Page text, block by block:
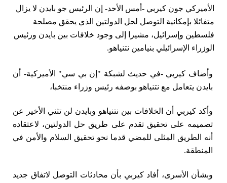
الأميركي جون كيربي -أمس الأحد- إن الرئيس جو بايدن لا يزال
متفائلا بإمكانية التوصل لحل الدولتين الذي يحقق مصلحة
فلسطين وإسرائيل، مشيرا إلى وجود خلافات بين بايدن ورئيس
الوزراء الإسرائيلي بنيامين نتنياهو.
وأضاف كيربي -في حديث لشبكة "إن بي سي" الأميركية- أن
بايدن يتعامل مع نتنياهو بوصفه رئيس وزراء منتخبا،
وأكد كيربي أن الخلافات بين نتنياهو وبايدن لن تثني الأخير عن
تصميمه على تحقيق تقدم على طريق حل الدولتين، لاعتقاده
أنه الطريق المثلى للمضي قدما نحو تحقيق السلام والأمن في
المنطقة.
وبشأن الأسرى، أفاد كيربي بأن محادثات التوصل لاتفاق جديد